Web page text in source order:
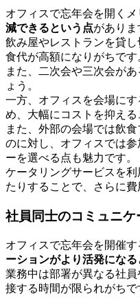
オフィスで忘年会を開くメ
減できるという点がありま
飲み屋やレストランを貸
食代が高額になりがちです
また、二次会や三次会が
ょう。
一方、オフィスを会場に
め、大幅にコストを抑える
また、外部の会場では飲
のに対し、オフィスでは
ーを選べる点も魅力です。
ケータリングサービスを
たりすることで、さらに費
社員同士のコミュニ
オフィスで忘年会を開催す
ーションがより活発になる
業務中は部署が異なる社
接する時間が限られがちで